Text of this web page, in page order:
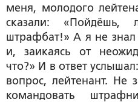
меня, молодого
сказали:
штрафбат!» А я не
и, заикаясь от
что?» И в ответ
вопрос, лейтенант. Не
командовать